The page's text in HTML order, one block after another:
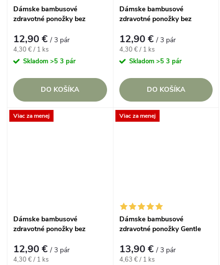
Dámske bambusové
zdravotné ponožky bez
Hviezdny pastelový set, 3
páry
12,90 €/ 3 pár
Jednotková
cena:
4,30 € / 1 ks
Skladom >5 3 pár
DO KOŠÍKA
Dámske bambusové
zdravotné ponožky bez
Tmavý prúžkovaný set, 3 páry
12,90 €/ 3 pár
Jednotková
cena:
4,30 € / 1 ks
Skladom >5 3 pár
DO KOŠÍKA
Viac za menej
Dámske bambusové
zdravotné ponožky bez
Viacfarebný prúžkovaný set,
3 páry
12,90 €/ 3 pár
Jednotková
4,30 € / 1 ks
Viac za menej
Dámske bambusové
zdravotné ponožky Gentle
botanická edícia, Jahody a
Černice, 3 páry
13,90 €/ 3 pár
Jednotková
4,63 € / 1 ks